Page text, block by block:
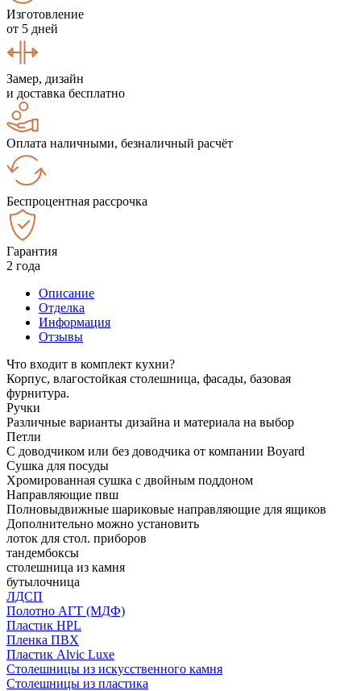
Изготовление
от 5 дней
Замер, дизайн
и доставка бесплатно
Оплата наличными, безналичный расчёт
Беспроцентная рассрочка
Гарантия
2 года
Описание
Отделка
Информация
Отзывы
Что входит в комплект кухни?
Корпус, влагостойкая столешница, фасады, базовая
фурнитура.
Ручки
Различные варианты дизайна и материала на выбор
Петли
С доводчиком или без доводчика от компании Boyard
Сушка для посуды
Хромированная сушка с двойным поддоном
Направляющие пвш
Полновыдвижные шариковые направляющие для ящиков
Дополнительно можно установить
лоток для стол. приборов
тандембоксы
столешница из камня
бутылочница
ЛДСП
Полотно АГТ (МДФ)
Пластик HPL
Пленка ПВХ
Пластик Alvic Luxe
Столешницы из искусственного камня
Столешницы из пластика